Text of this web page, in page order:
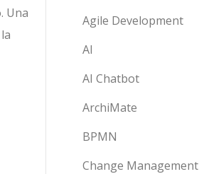
Una
Agile Development
AI
AI Chatbot
ArchiMate
BPMN
Change Management